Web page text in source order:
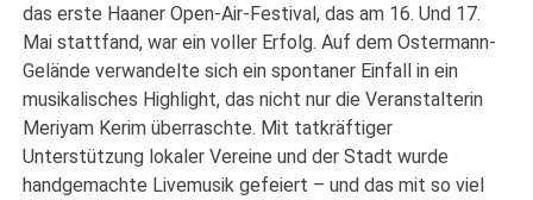
das erste Haaner Open-Air-Festival, das am 16. Und 17.
Mai stattfand, war ein voller Erfolg. Auf dem Ostermann-
Gelände verwandelte sich ein spontaner Einfall in ein
musikalisches Highlight, das nicht nur die Veranstalterin
Meriyam Kerim überraschte. Mit tatkräftiger
Unterstützung lokaler Vereine und der Stadt wurde
handgemachte Livemusik gefeiert – und das mit so viel